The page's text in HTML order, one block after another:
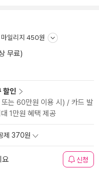
마일리지 450원
무료)
할인
는 60만원 이용 시) / 카드 발
1만원 혜택 제공
제 370원
요 신청